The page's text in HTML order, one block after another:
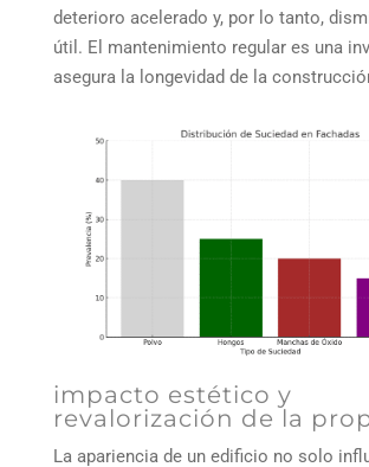
deterioro acelerado y, por lo tanto,
útil. El mantenimiento regular es una
asegura la longevidad de la
impacto estético y
revalorización de la
La apariencia de un edificio no solo